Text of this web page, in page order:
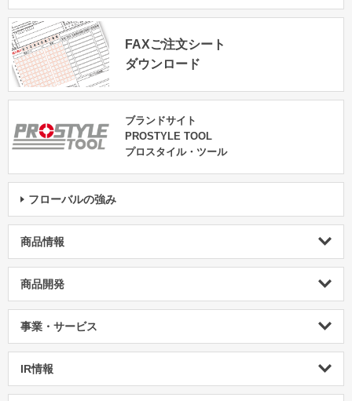
FAXご注文シート
ダウンロード
ブランドサイト
PROSTYLE TOOL
プロスタイル・ツール
フローバルの強み
商品情報
商品開発
事業・サービス
IR情報